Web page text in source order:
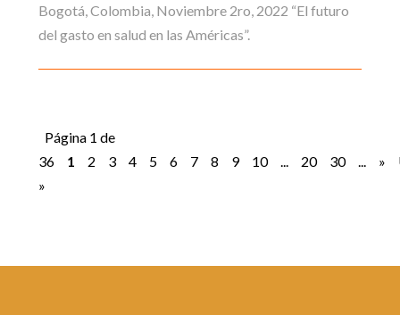
Bogotá, Colombia, Noviembre 2ro, 2022 “El futuro
del gasto en salud en las Américas”.
Página 1 de
36
1 2 3 4 5 6 7 8 9 10 ... 20 30 ... »
»